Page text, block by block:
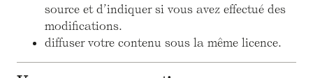
source et d’indiquer si vous avez effectué des
modifications.
diffuser votre contenu sous la même licence.